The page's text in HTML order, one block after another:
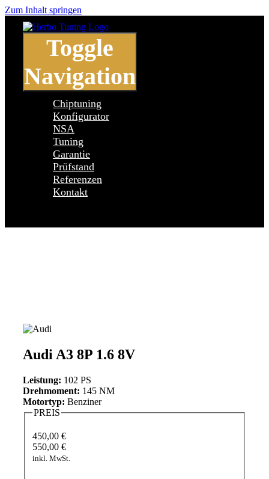
Zum Inhalt springen
Toggle
Navigation
Chiptuning
Konfigurator
NSA
Tuning
Garantie
Prüfstand
Referenzen
Kontakt
Audi A3 8P 1.6 8V
Leistung: 102 PS
Drehmoment: 145 NM
Motortyp: Benziner
PREIS
450,00 €
550,00 €
inkl. MwSt.